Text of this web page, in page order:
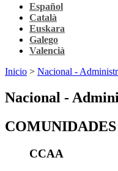
Español
Català
Euskara
Galego
Valencià
Inicio > Nacional -
Nacional -
CCAA